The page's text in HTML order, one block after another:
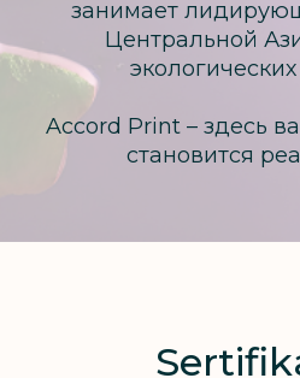
занимает
Центральной
Accord Print – здесь
становится